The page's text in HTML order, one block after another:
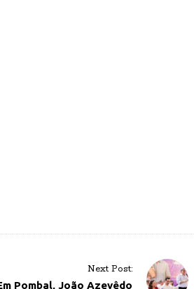
Next Post:
Pombal, João Azevêdo